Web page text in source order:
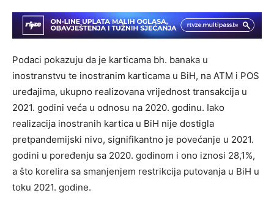
Podaci pokazuju da je karticama bh. banaka u
inostranstvu te inostranim karticama u BiH, na ATM i POS
uređajima, ukupno realizovana vrijednost transakcija u
2021. godini veća u odnosu na 2020. godinu. Iako
realizacija inostranih kartica u BiH nije dostigla
pretpandemijski nivo, signifikantno je povećanje u 2021.
godini u poređenju sa 2020. godinom i ono iznosi 28,1%,
a što korelira sa smanjenjem restrikcija putovanja u BiH u
toku 2021. godine.